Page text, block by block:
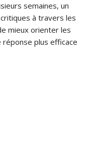
semaines, un
à travers les
mieux orienter les
réponse plus efficace